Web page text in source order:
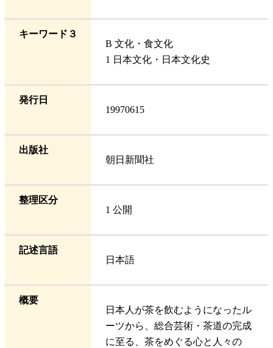
キーワード３
B 文化・食文化
1 日本文化・日本文化史
発行日
19970615
出版社
朝日新聞社
整理区分
1 公開
記述言語
日本語
概要
日本人が茶を飲むようになったル
ーツから、総合芸術・茶道の完成
に至る、茶をめぐる心と人々の